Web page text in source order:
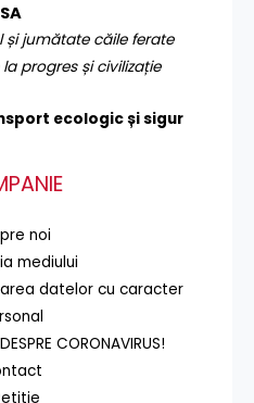
SA
și jumătate căile ferate
progres și civilizație
ecologic și sigur
noi
mediului
datelor cu caracter
CORONAVIRUS!